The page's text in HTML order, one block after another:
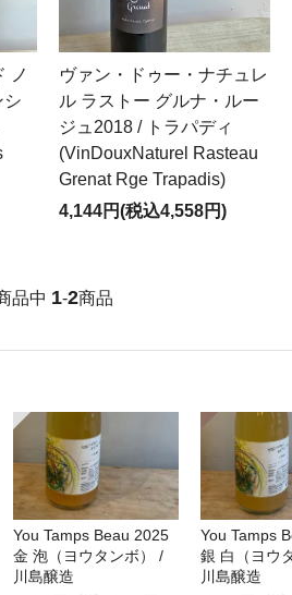
ノ
シ
ヴァン・ドゥー・ナチュレ
ル ラストー グルナ・ルー
ジュ2018 / トラパディ
(VinDouxNaturel Rasteau
Grenat Rge Trapadis)
4,144円(税込4,558円)
品中 1-2商品
You Tamps Beau 2025
金 泡（ヨウタンボ） /
川島醸造
You Tamps
銀 白（ヨ
川島醸造